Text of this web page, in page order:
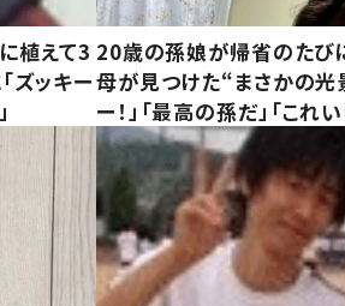
植えて3
ズッキー
20歳の孫娘が帰省のたび
母が見つけた“まさかの
ー！」「最高の孫だ」「これ